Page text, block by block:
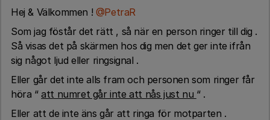
Hej & Välkommen ! @PetraR
Som jag föstår det rätt , så när en person ringer till dig .
Så visas det på skärmen hos dig men det ger inte ifrån
sig något ljud eller ringsignal .
Eller går det inte alls fram och personen som ringer får
höra “att numret går inte att nås just nu “ .
Eller att de inte äns går att ringa för motparten .